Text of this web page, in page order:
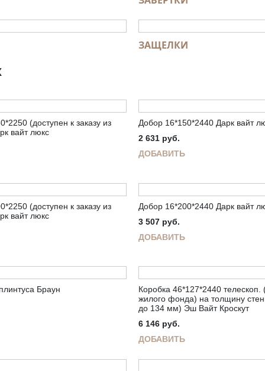
ЗАЩЕЛКИ
(доступен к заказу из
вайт люкс
Добор 16*150*2440 Дарк вайт
2 631 руб.
ДОБАВИТЬ
(доступен к заказу из
вайт люкс
Добор 16*200*2440 Дарк вайт
3 507 руб.
ДОБАВИТЬ
Браун
Коробка 46*127*2440 телескоп.
жилого фонда) на толщину
до 134 мм) Эш Вайт Кроскут
6 146 руб.
ДОБАВИТЬ